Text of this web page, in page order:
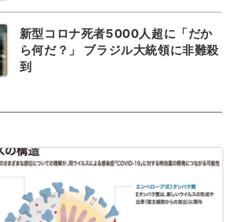
新型コロナ死者5000人超に「だか
ら何だ？」 ブラジル大統領に非難殺
到